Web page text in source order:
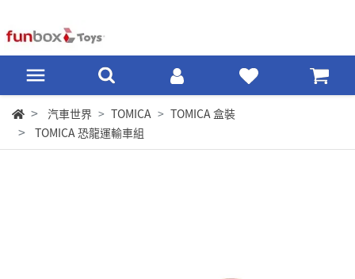
汽車世界 TOMICA
TOMICA 盒裝
TOMICA 恐龍運輸車組